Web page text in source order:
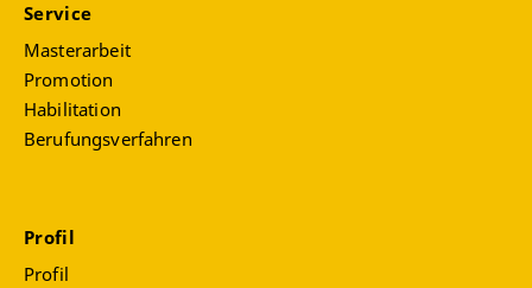
Service
Masterarbeit
Promotion
Habilitation
Berufungsverfahren
Profil
Profil